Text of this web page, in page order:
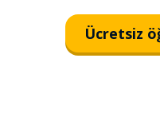
Ücretsiz